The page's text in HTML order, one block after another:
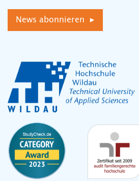
News abonnieren ▸